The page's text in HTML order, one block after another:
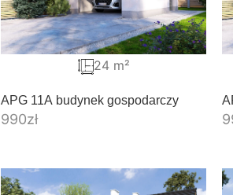
APG 11A budynek gospodarczy
990zł
24 m²